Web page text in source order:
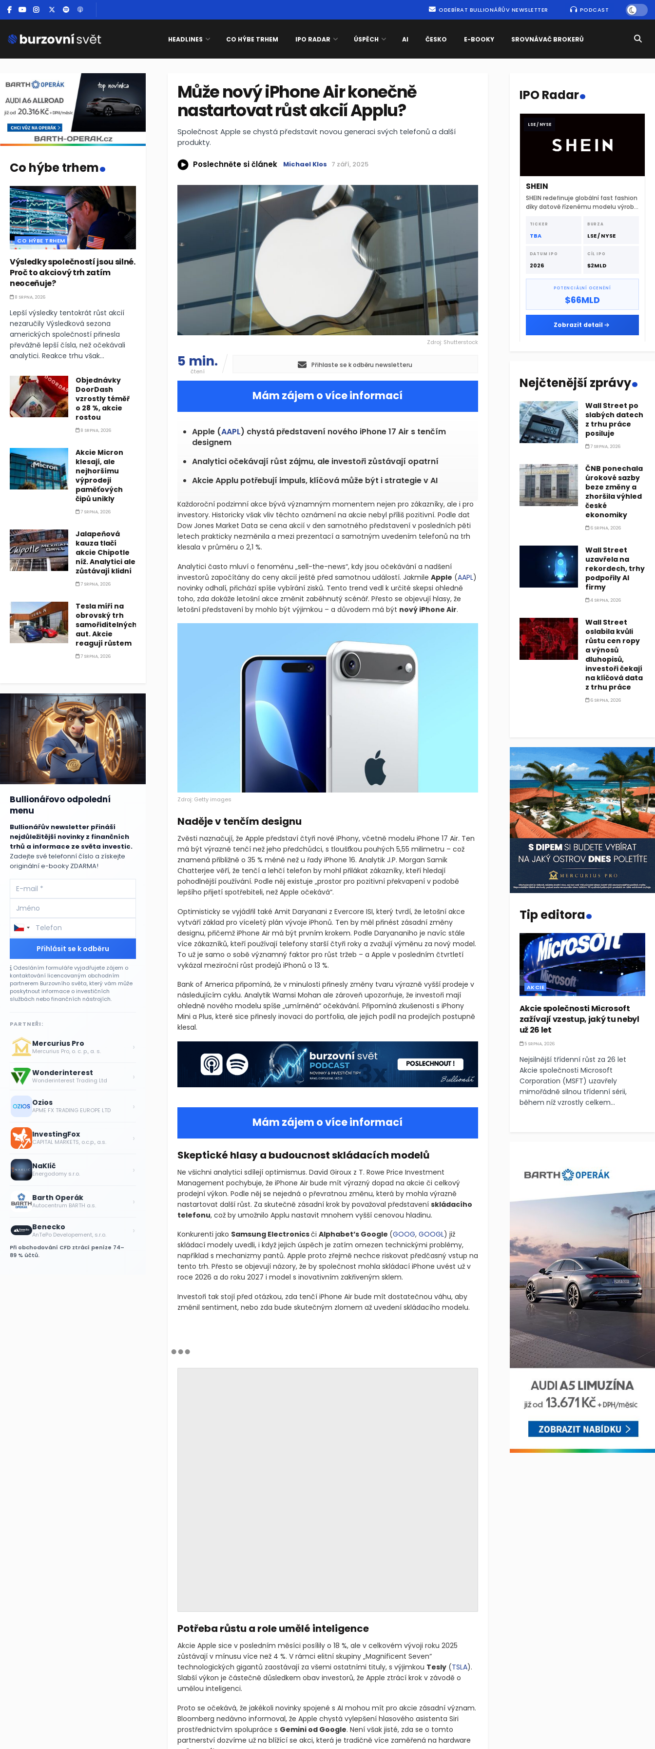
ODEBÍRAT BULLIONÁŘŮV NEWSLETTER PODCAST
HEADLINES CO HÝBE TRHEM IPO RADAR ÚSPĚCH AI ČESKO E-BOOKY SROVNÁVAČ BROKERŮ
Může nový iPhone Air konečně
nastartovat růst akcií Applu?
Společnost Apple se chystá představit novou generaci svých telefonů a další
produkty.
Poslechněte si článek Michael Klos 7 září, 2025
Zdroj: Shutterstock
5 min.
čtení
Přihlaste se k odběru newsletteru
Mám zájem o více informací
Apple (AAPL) chystá představení nového iPhone 17 Air s tenčím
designem
Analytici očekávají růst zájmu, ale investoři zůstávají opatrní
Akcie Applu potřebují impuls, klíčová může být i strategie v AI
Každoroční podzimní akce bývá významným momentem nejen pro zákazníky, ale i pro
investory. Historicky však vliv těchto oznámení na akcie nebyl příliš pozitivní. Podle dat
Dow Jones Market Data se cena akcií v den samotného představení v posledních pěti
letech prakticky nezměnila a mezi prezentací a samotným uvedením telefonů na trh
klesala v průměru o 2,1 %.
Analytici často mluví o fenoménu „sell-the-news“, kdy jsou očekávání a nadšení
investorů započítány do ceny akcií ještě před samotnou událostí. Jakmile Apple (AAPL)
novinky odhalí, přichází spíše vybírání zisků. Tento trend vedl k určité skepsi ohledně
toho, zda dokáže letošní akce změnit zaběhnutý scénář. Přesto se objevují hlasy, že
letošní představení by mohlo být výjimkou – a důvodem má být nový iPhone Air.
Zdroj: Getty images
Naděje v tenčím designu
Zvěsti naznačují, že Apple představí čtyři nové iPhony, včetně modelu iPhone 17 Air. Ten
má být výrazně tenčí než jeho předchůdci, s tloušťkou pouhých 5,55 milimetru – což
znamená přibližně o 35 % méně než u řady iPhone 16. Analytik J.P. Morgan Samik
Chatterjee věří, že tenčí a lehčí telefon by mohl přilákat zákazníky, kteří hledají
pohodlnější používání. Podle něj existuje „prostor pro pozitivní překvapení v podobě
lepšího přijetí spotřebiteli, než Apple očekává“.
Optimisticky se vyjádřil také Amit Daryanani z Evercore ISI, který tvrdí, že letošní akce
vytváří základ pro víceletý plán vývoje iPhonů. Ten by měl přinést zásadní změny
designu, přičemž iPhone Air má být prvním krokem. Podle Daryananiho je navíc stále
více zákazníků, kteří používají telefony starší čtyři roky a zvažují výměnu za nový model.
To už je samo o sobě významný faktor pro růst tržeb – a Apple v posledním čtvrtletí
vykázal meziroční růst prodejů iPhonů o 13 %.
Bank of America připomíná, že v minulosti přinesly změny tvaru výrazně vyšší prodeje v
následujícím cyklu. Analytik Wamsi Mohan ale zároveň upozorňuje, že investoři mají
ohledně nového modelu spíše „umírněná“ očekávání. Připomíná zkušenosti s iPhony
Mini a Plus, které sice přinesly inovaci do portfolia, ale jejich podíl na prodejích postupně
klesal.
Mám zájem o více informací
Skeptické hlasy a budoucnost skládacích modelů
Ne všichni analytici sdílejí optimismus. David Giroux z T. Rowe Price Investment
Management pochybuje, že iPhone Air bude mít výrazný dopad na akcie či celkový
prodejní výkon. Podle něj se nejedná o převratnou změnu, která by mohla výrazně
nastartovat další růst. Za skutečně zásadní krok by považoval představení skládacího
telefonu, což by umožnilo Applu nastavit mnohem vyšší cenovou hladinu.
Konkurenti jako Samsung Electronicsči Alphabet’s Google (GOOG, GOOGL) již
skládací modely uvedli, i když jejich úspěch je zatím omezen technickými problémy,
například s mechanizmy pantů. Apple proto zřejmě nechce riskovat předčasný vstup na
tento trh. Přesto se objevují názory, že by společnost mohla skládací iPhone uvést už v
roce 2026 a do roku 2027 i model s inovativním zakřiveným sklem.
Investoři tak stojí před otázkou, zda tenčí iPhone Air bude mít dostatečnou váhu, aby
změnil sentiment, nebo zda bude skutečným zlomem až uvedení skládacího modelu.
Potřeba růstu a role umělé inteligence
Akcie Apple sice v posledním měsíci posílily o 18 %, ale v celkovém vývoji roku 2025
zůstávají v mínusu více než 4 %. V rámci elitní skupiny „Magnificent Seven“
technologických gigantů zaostávají za všemi ostatními tituly, s výjimkou Tesly (TSLA).
Slabší výkon je částečně důsledkem obav investorů, že Apple ztrácí krok v závodě o
umělou inteligenci.
Proto se očekává, že jakékoli novinky spojené s AI mohou mít pro akcie zásadní význam.
Bloomberg nedávno informoval, že Apple chystá vylepšení hlasového asistenta Siri
prostřednictvím spolupráce s Gemini od Google. Není však jisté, zda se o tomto
partnerství dozvíme už na blížící se akci, která je tradičně více zaměřená na hardware
Co hýbe trhem.
CO HÝBE TRHEM
Výsledky společností jsou silné.
Proč to akciový trh zatím
neoceňuje?
8 SRPNA, 2026
Lepší výsledky tentokrát růst akcií
nezaručily Výsledková sezona
amerických společností přinesla
převážně lepší čísla, než očekávali
analytici. Reakce trhu však...
Objednávky
DoorDash
vzrostly téměř
o 28 %, akcie
rostou
8 SRPNA, 2026
Akcie Micron
klesají, ale
nejhoršímu
výprodeji
paměťových
čipů unikly
7 SRPNA, 2026
Jalapeňová
kauza tlačí
akcie Chipotle
níž. Analytici ale
zůstávají klidní
7 SRPNA, 2026
Tesla míří na
obrovský trh
samořiditelných
aut. Akcie
reagují růstem
7 SRPNA, 2026
Bullionářovo odpolední
menu
Bullionářův newsletter přináší
nejdůležitější novinky z finančních
trhů a informace ze světa investic.
Zadejte své telefonní číslo a získejte
originální e-booky ZDARMA!
Přihlásit se k odběru
Odesláním formuláře vyjadřujete zájem o
kontaktování licencovaným obchodním
partnerem Burzovního světa, který vám může
poskytnout informace o investičních
službách nebo finančních nástrojích.
PARTNEŘI:
Mercurius Pro
Mercurius Pro, o. c. p., a. s. ›
Wonderinterest
Wonderinterest Trading Ltd ›
Ozios
APME FX TRADING EUROPE LTD ›
InvestingFox
CAPITAL MARKETS, o.c.p., a.s. ›
NaKlíč
Energodomy s.r.o. ›
Barth Operák
Autocentrum BARTH a.s. ›
Benecko
AnTePo Developement, s.r.o. ›
Při obchodování CFD ztrácí peníze 74–
89 % účtů.
IPO Radar.
LSE / NYSE
SHEIN
SHEIN redefinuje globální fast fashion
díky datově řízenému modelu výroby
dodavatelskému řetězci.
TICKER
TBA
BURZA
LSE / NYSE
DATUM IPO
2026
CÍL IPO
$2MLD
POTENCIÁLNÍ OCENĚNÍ
$66MLD
Zobrazit detail
Nejčtenější zprávy.
Wall Street po
slabých datech
z trhu práce
posiluje
7 SRPNA, 2026
ČNB ponechala
úrokové sazby
beze změny a
zhoršila výhled
české
ekonomiky
6 SRPNA, 2026
Wall Street
uzavřela na
rekordech, trhy
podpořily AI
firmy
4 SRPNA, 2026
Wall Street
oslabila kvůli
růstu cen ropy
a výnosů
dluhopisů,
investoři čekají
na klíčová data
z trhu práce
6 SRPNA, 2026
Tip editora.
AKCIE
Akcie společnosti Microsoft
zažívají vzestup, jaký tu nebyl
už 26 let
5 SRPNA, 2026
Nejsilnější třídenní růst za 26 let
Akcie společnosti Microsoft
Corporation (MSFT) uzavřely
mimořádně silnou třídenní sérii,
během níž vzrostly celkem...